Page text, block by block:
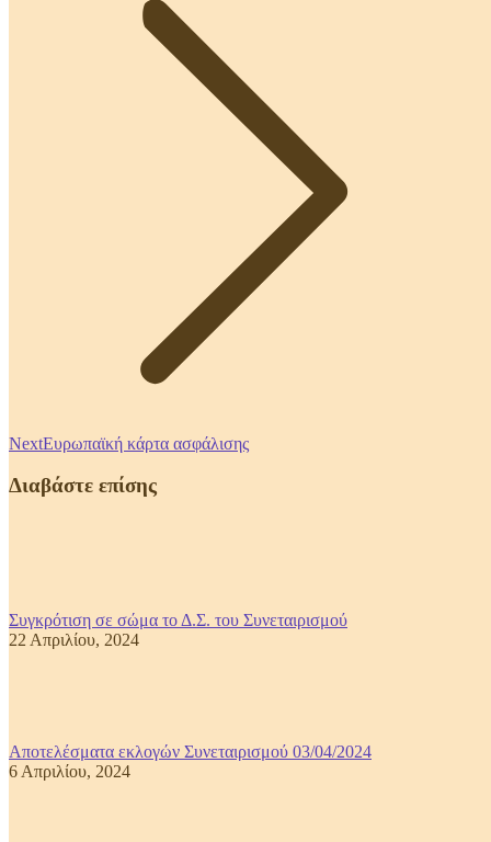
NextNext
Ευρωπαϊκή κάρτα ασφάλισης
Διαβάστε επίσης
Συγκρότιση σε σώμα το Δ.Σ. του Συνεταιρισμού
22 Απριλίου, 2024
Αποτελέσματα εκλογών Συνεταιρισμού 03/04/2024
6 Απριλίου, 2024